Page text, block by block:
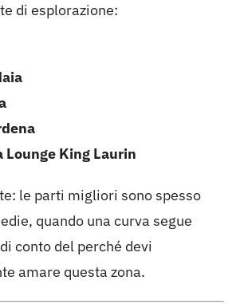
di esplorazione:
Lounge King Laurin
le parti migliori sono spesso
quando una curva segue
conto del perché devi
amare questa zona.